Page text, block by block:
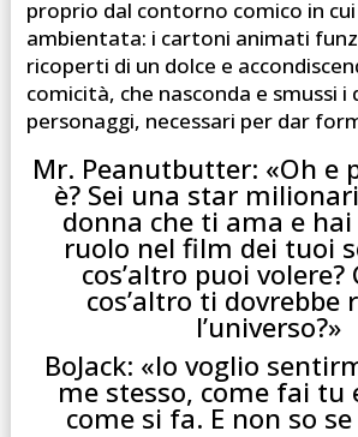
proprio dal contorno comico in cui
ambientata: i cartoni animati
ricoperti di un dolce e
comicità, che nasconda e smussi i
personaggi, necessari per dar
Mr. Peanutbutter: «Oh e
è? Sei una star
donna che ti ama e
ruolo nel film dei tuoi
cos’altro puoi volere?
cos’altro ti dovrebbe
l’universo?»
BoJack: «Io voglio
me stesso, come fai tu
come si fa. E non so